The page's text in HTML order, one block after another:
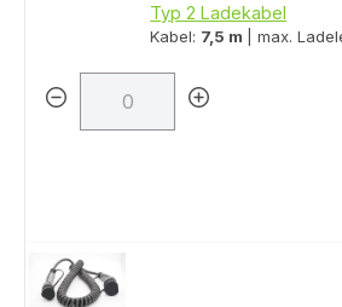
Typ 2 Ladekabel
Kabel: 7,5 m | max.